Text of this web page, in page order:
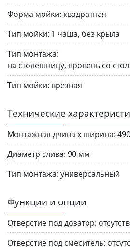
Форма мойки: квадратная
Тип мойки: 1 чаша, без крыла
Тип монтажа:
на столешницу, вровень со
Тип мойки: врезная
Технические
Монтажная длина х ширина:
Диаметр слива: 90 мм
Тип монтажа: универсальный
Функции и опции
Отверстие под дозатор:
Отверстие под смеситель: